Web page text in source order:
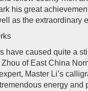
his great
as the extraordinary
have caused quite a
of East China
Master Li’s
energy and